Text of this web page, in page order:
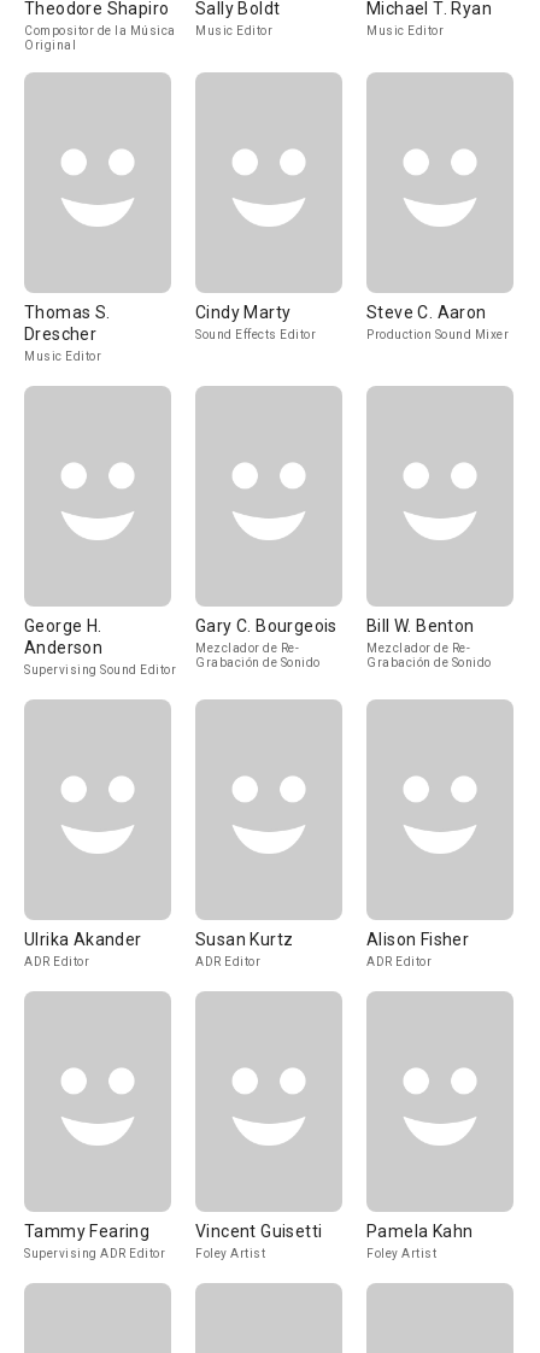
Theodore Shapiro
Compositor de la Música
Original
Sally Boldt
Music Editor
Michael T. Ryan
Music Editor
Thomas S.
Drescher
Music Editor
Cindy Marty
Sound Effects Editor
Steve C. Aaron
Production Sound Mixer
George H.
Anderson
Supervising Sound Editor
Gary C. Bourgeois
Mezclador de Re-
Grabación de Sonido
Bill W. Benton
Mezclador de Re-
Grabación de Sonido
Ulrika Akander
ADR Editor
Susan Kurtz
ADR Editor
Alison Fisher
ADR Editor
Tammy Fearing
Supervising ADR Editor
Vincent Guisetti
Foley Artist
Pamela Kahn
Foley Artist